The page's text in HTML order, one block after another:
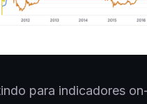
para indicadores